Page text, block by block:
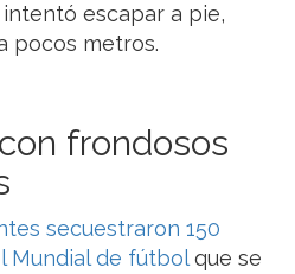
escapar a pie,
pocos metros.
frondosos
secuestraron 150
Mundial de fútbolque se